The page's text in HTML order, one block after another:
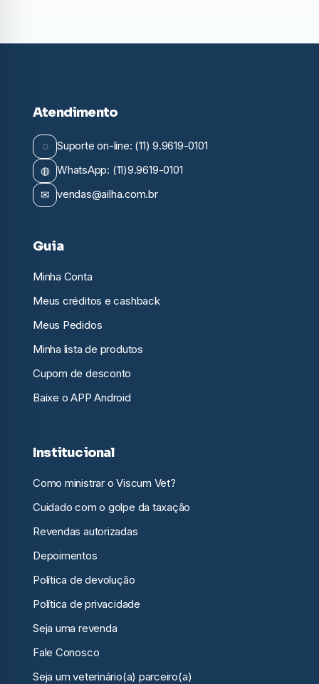
Atendimento
◌ Suporte on-line: (11) 9.9619-0101
◍ WhatsApp: (11)9.9619-0101
✉ vendas@ailha.com.br
Guia
Minha Conta
Meus créditos e cashback
Meus Pedidos
Minha lista de produtos
Cupom de desconto
Baixe o APP Android
Institucional
Como ministrar o Viscum Vet?
Cuidado com o golpe da taxação
Revendas autorizadas
Depoimentos
Política de devolução
Política de privacidade
Seja uma revenda
Fale Conosco
Seja um veterinário(a) parceiro(a)